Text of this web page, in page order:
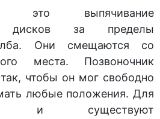
это выпячивание
дисков за пределы
Они смещаются со
места. Позвоночник
чтобы он мог свободно
любые положения. Для
и существуют